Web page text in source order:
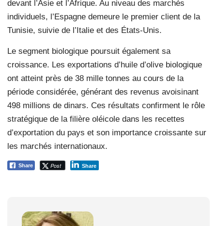
devant l’Asie et l’Afrique. Au niveau des marchés
individuels, l’Espagne demeure le premier client de la
Tunisie, suivie de l’Italie et des États-Unis.
Le segment biologique poursuit également sa
croissance. Les exportations d’huile d’olive biologique
ont atteint près de 38 mille tonnes au cours de la
période considérée, générant des revenus avoisinant
498 millions de dinars. Ces résultats confirment le rôle
stratégique de la filière oléicole dans les recettes
d’exportation du pays et son importance croissante sur
les marchés internationaux.
Share Post Share